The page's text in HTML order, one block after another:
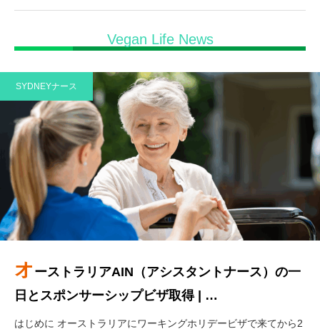
Vegan Life News
SYDNEYナース
オ ーストラリアAIN（アシスタントナース）の一
日とスポンサーシップビザ取得 | …
はじめに オーストラリアにワーキングホリデービザで来てから2